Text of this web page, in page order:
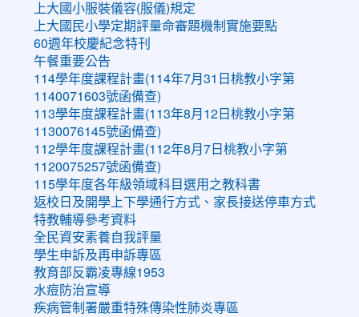
上大國小服裝儀容(服儀)規定
上大國民小學定期評量命審題機制實施要點
60週年校慶紀念特刊
午餐重要公告
114學年度課程計畫(114年7月31日桃教小字第
1140071603號函備查)
113學年度課程計畫(113年8月12日桃教小字第
1130076145號函備查)
112學年度課程計畫(112年8月7日桃教小字第
1120075257號函備查)
115學年度各年級領域科目選用之教科書
返校日及開學上下學通行方式、家長接送停車方式
特教輔導參考資料
全民資安素養自我評量
學生申訴及再申訴專區
教育部反霸凌專線1953
水痘防治宣導
疾病管制署嚴重特殊傳染性肺炎專區